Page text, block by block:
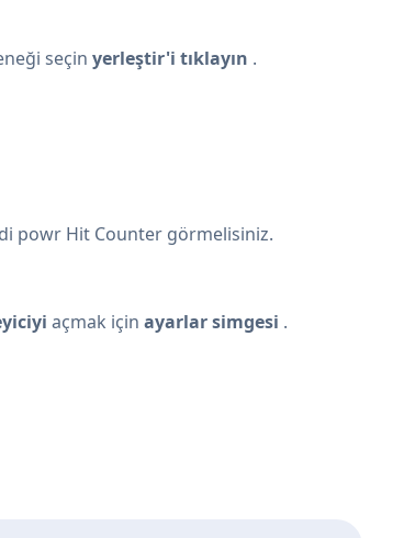
seçin yerleştir'i tıklayın .
powr Hit Counter görmelisiniz.
açmak için ayarlar simgesi .